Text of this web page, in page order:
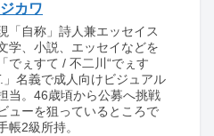
カワ
「自称」詩人兼エッセイス
学、小説、エッセイなどを
でぇすて / 不二川“でぇす
名義で成人向けビジュアル
当。46歳頃から公募へ挑戦
ューを狙っているところで
帳2級所持。